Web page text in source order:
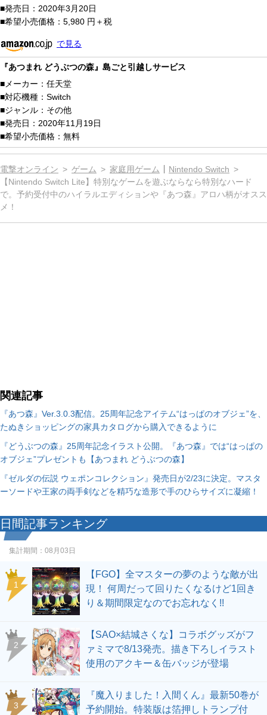
発売日： 2020年3月20日
希望小売価格： 5,980 円＋税
で見る
『あつまれ どうぶつの森』島ごと引越しサービス
メーカー： 任天堂
対応機種： Switch
ジャンル： その他
発売日： 2020年11月19日
希望小売価格： 無料
電撃オンライン ゲーム 家庭用ゲーム
Nintendo Switch
【Nintendo Switch Lite】特別なゲームを遊ぶならなら特別なハード
で。予約受付中のハイラルエディションや『あつ森』アロハ柄がオスス
メ！
関連記事
『あつ森』Ver.3.0.3配信。25周年記念アイテム“はっぱのオブジェ”を、
たぬきショッピングの家具カタログから購入できるように
『どうぶつの森』25周年記念イラスト公開。『あつ森』では“はっぱの
オブジェ”プレゼントも【あつまれ どうぶつの森】
『ゼルダの伝説 ウェポンコレクション』発売日が2/23に決定。マスタ
ーソードや王家の両手剣などを精巧な造形で手のひらサイズに凝縮！
日間記事ランキング
集計期間： 08月03日
1
【FGO】全マスターの夢のような敵が出
現！ 何周だって回りたくなるけど1回き
り＆期間限定なのでお忘れなく!!
2
【SAO×結城さくな】コラボグッズがフ
ァミマで8/13発売。描き下ろしイラスト
使用のアクキー＆缶バッジが登場
3
『魔入りました！入間くん』最新50巻が
予約開始。特装版は箔押しトランプ付